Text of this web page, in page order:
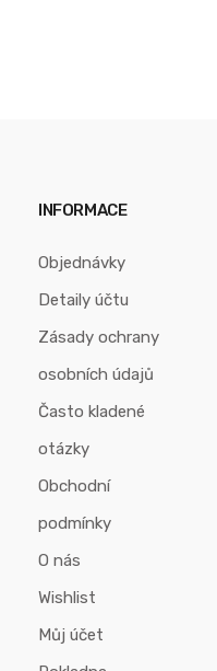
INFORMACE
Objednávky
Detaily účtu
Zásady ochrany
osobních údajů
Často kladené
otázky
Obchodní
podmínky
O nás
Wishlist
Můj účet